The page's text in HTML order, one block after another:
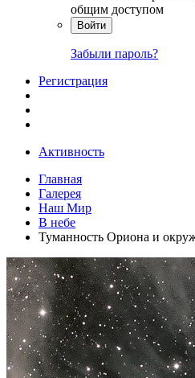
общим доступом
Войти
Забыли пароль?
Регистрация
Активность
Главная
Галерея
Наш Мир
В небе
Туманность Ориона и